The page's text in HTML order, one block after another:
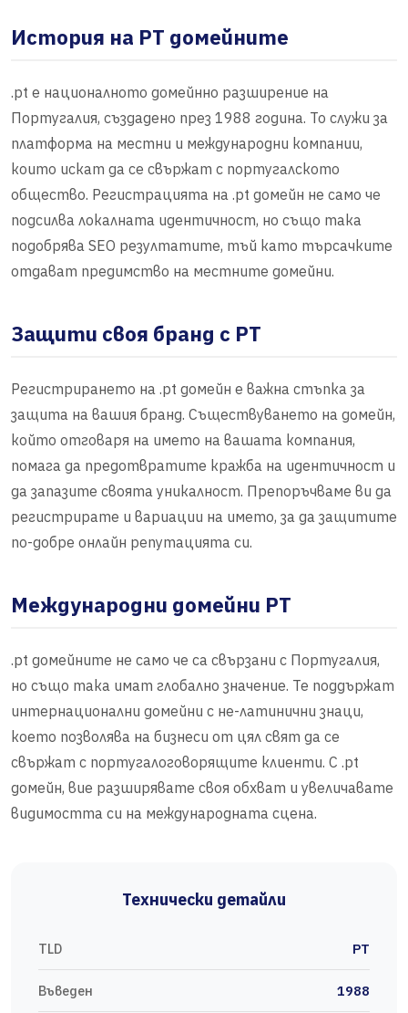
История на PT домейните
.pt е националното домейнно разширение на
Португалия, създадено през 1988 година. То служи за
платформа на местни и международни компании,
които искат да се свържат с португалското
общество. Регистрацията на .pt домейн не само че
подсилва локалната идентичност, но също така
подобрява SEO резултатите, тъй като търсачките
отдават предимство на местните домейни.
Защити своя бранд с PT
Регистрирането на .pt домейн е важна стъпка за
защита на вашия бранд. Съществуването на домейн,
който отговаря на името на вашата компания,
помага да предотвратите кражба на идентичност и
да запазите своята уникалност. Препоръчваме ви да
регистрирате и вариации на името, за да защитите
по-добре онлайн репутацията си.
Международни домейни PT
.pt домейните не само че са свързани с Португалия,
но също така имат глобално значение. Те поддържат
интернационални домейни с не-латинични знаци,
което позволява на бизнеси от цял свят да се
свържат с португалоговорящите клиенти. С .pt
домейн, вие разширявате своя обхват и увеличавате
видимостта си на международната сцена.
Технически детайли
TLD PT
Въведен 1988